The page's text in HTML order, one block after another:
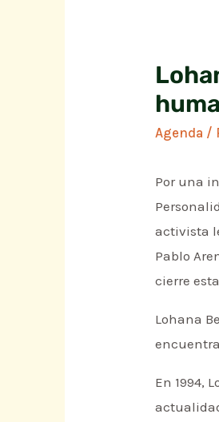
Agenda /
Por una
activista
Pablo
cierre
Lohana
En 1994,